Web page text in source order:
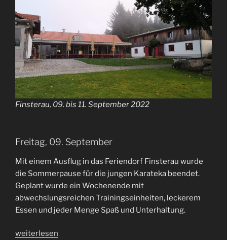
Finsterau, 09. bis 11. September 2022
Freitag, 09. September
Mit einem Ausflug in das Feriendorf Finsterau wurde
die Sommerpause für die jungen Karateka beendet.
Geplant wurde ein Wochenende mit
abwechslungsreichen Trainingseinheiten, leckerem
Essen und jeder Menge Spaß und Unterhaltung.
„Karate
weiterlesen